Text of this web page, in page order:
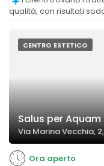
qualità, con risultati
CENTRO ESTETICO
Salus per Aquam
Via Marina Vecchia,
Ora aperto